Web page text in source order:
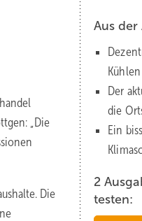
„Die
Die
Aus der
Der
die
Ein
2
testen: